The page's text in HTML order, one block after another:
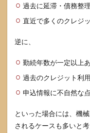
注意
JCB
CARD
審査
全体
像
と、
との
関係
過去に延滞・債務整
直近で多くのクレジ
逆に、
勤続年数が一定以上
過去のクレジット利
申込情報に不自然な
といった場合には、機
されるケースも多いと考